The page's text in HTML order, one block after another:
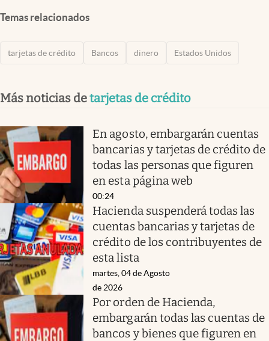
Temas relacionados
tarjetas de crédito Bancos dinero Estados Unidos
Más noticias detarjetas de crédito
En agosto, embargarán cuentas
bancarias y tarjetas de crédito de
todas las personas que figuren
en esta página web
00:24
Hacienda suspenderá todas las
cuentas bancarias y tarjetas de
crédito de los contribuyentes de
esta lista
martes, 04 de Agosto
de 2026
Por orden de Hacienda,
embargarán todas las cuentas de
bancos y bienes que figuren en